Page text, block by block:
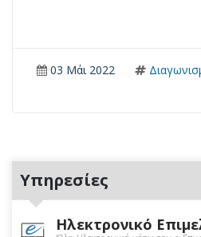
03 Μάι 2022
Υπηρεσίες
Ηλεκτρονικό